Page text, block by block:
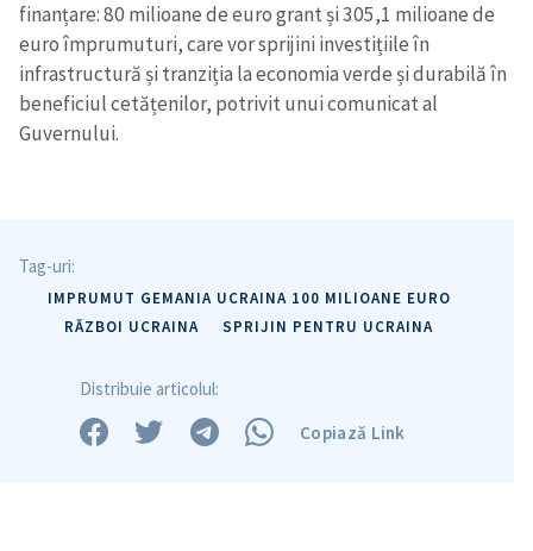
finanțare: 80 milioane de euro grant și 305,1 milioane de
euro împrumuturi, care vor sprijini investițiile în
infrastructură și tranziția la economia verde și durabilă în
beneficiul cetățenilor, potrivit unui comunicat al
Guvernului.
Tag-uri:
IMPRUMUT GEMANIA UCRAINA 100 MILIOANE EURO
RĂZBOI UCRAINA
SPRIJIN PENTRU UCRAINA
Distribuie articolul:
Copiază Link